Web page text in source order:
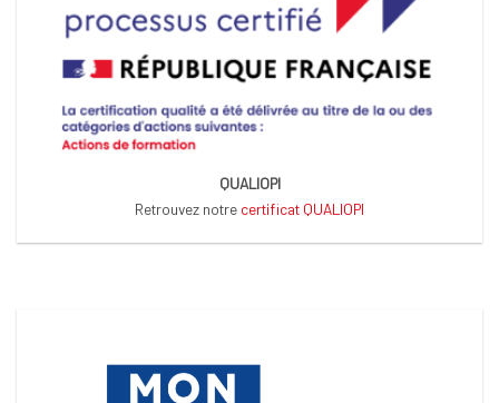
QUALIOPI
Retrouvez notre certificat QUALIOPI